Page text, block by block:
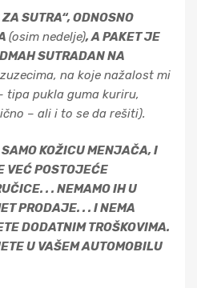
SUTRA“, ODNOSNO
(osim nedelje), A PAKET JE
SUTRADAN NA
na koje nažalost mi
tipa pukla guma kuriru,
– ali i to se da rešiti).
KOŽICU MENJAČA, I
VEĆ POSTOJEĆE
. . NEMAMO IH U
PRODAJE. . . I NEMA
DODATNIM TROŠKOVIMA.
U VAŠEM AUTOMOBILU